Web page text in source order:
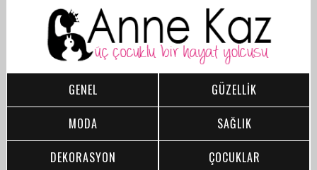
GENEL
GÜZELLİK
MODA
SAĞLIK
DEKORASYON
ÇOCUKLAR